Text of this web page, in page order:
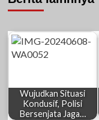
Wujudkan Situasi
Kondusif, Polisi
Bersenjata Jaga…